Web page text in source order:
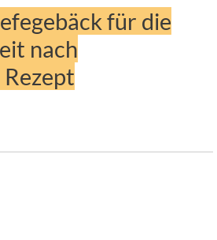
für die
nach